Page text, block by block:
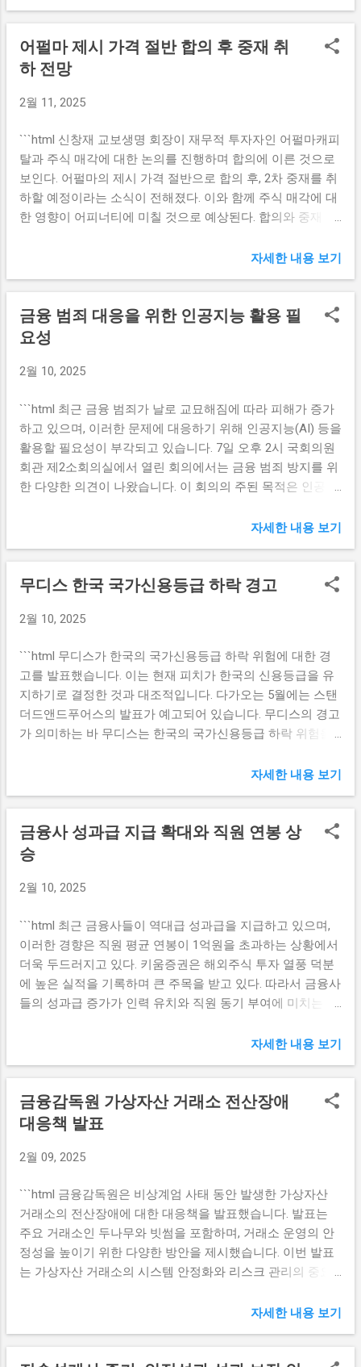
국과의 무역만이 아니라, 전 세계와의 무역 구도에도 큰 영향
을 미칠 수 있습니다. 이는 한국 기업들이 미리 전략을 마련해
야 하는 이유이기도 합니다. 한국 업계 비상 한국 업계는 트럼
프의 상호 관세 언급 이후 비상 상황에 직면하고 있다. 많은
련 중이다. 아래와 같은 몇 가지 주요 대응 전략이 논의되고
정 국가에 대한 의존도를 줄이고, 다양한 ...
년들이 자산 형성을 위해 이 계좌를 선택하고 있다. 특히, 금
융당국의 정책 변화로 인해 청년층이 안정적으로 자산을 축
적할 수 있는 기회를 제공받게 되었다. 청년도약계좌는 청년
하여 지원하는 형태로 운영된다. 이러한 제도는 특히 고금리
청년들에게 더 큰 유인책이 되고 있다. 따라서 이러한 금리 혜
택을 목표로 하는 신청자들이 몰리는 것은 자연스러운 현상
이라 할 수 있다. 특히, 청년들은 금융 교육에 대한 관심이 높
아지고 있으며, 자산 관리 및 투자에 대한 필요성을 느끼고 있
다. 청년도약계좌는 이러한 요구를 충족시켜줄 수 있는 좋은
맞추어 다양한 마케팅 전략을 통해 이 계좌의 장점과 혜택을
강조하고 있다. 이는 결과적으로 청년도약계좌 신청자의 급
증으로 이어지고 있다. 고금리 부각으로 인한 청년층의 관심
최대 9%대의 고금리는 청년층의 자산 형성에 있어 큰 유인 요
소로 작용하고 있다. 경제적 불확실성이 커지고 있는 가운데,
선택하고 있다. 고금리가 지속된다면 청년층의 자산 증가에
순한 저축 상품이 아닌, 청년들이 자신의 미래를 준비할 수 있
는 플랫폼으로 자리 잡고 있다. 비율이 높은 이자는 ...
어펄마 제시 가격 절반 합의 후 중재 취
하 전망
2월 11, 2025
```html 신창재 교보생명 회장이 재무적 투자자인 어펄마캐피
탈과 주식 매각에 대한 논의를 진행하며 합의에 이른 것으로
보인다. 어펄마의 제시 가격 절반으로 합의 후, 2차 중재를 취
하할 예정이라는 소식이 전해졌다. 이와 함께 주식 매각에 대
한 영향이 어피너티에 미칠 것으로 예상된다. 합의와 중재 취
투자자로, 신창재 회장과의 협상을 통해 어펄마 제시 가격의
진행된 1차 중재와 관련된 문제를 간소화하고, 양측 간의 분
쟁을 조속히 해결하려는 의도로 해석된다. 교보생명과 어펄
마캐피탈 간의 갈등은 그동안 여러 경로를 통해 확대되어 왔
신호로 작용할 수 있다. 합의에 이른 가격도 양측 모두에게 자
생명 측은 빠른 시간 안에 사태를 정리하고 재정적인 안정성
을 찾아가길 바라는 모습을 보이고 있다. 더불어 2차 중재의
취하는 다른 투자자들에게도 중요한 인사이트를 제공할 가능
성이 높다. 이는 향후 투자자들이 한정된 자산을 관리하는 데
도 유용할 수 있다. 어펄마와의 협상을 통한 교보생명의 전략
전망이다. 가격 조정의 경제적 영향 어펄마 제시 가격 절반으
로의 합의 결정은 교보생명이 현재 처한 재무적 상황에 시사
하는 바가 크다. 제시 가격의 절반이라는 것은 교보생명이 손
실을 최소화하고, 동시에 어펄마캐피탈과의 관계를 개선하기
편성의 과정을 가속화하고, 교보생명의 중장기적인 성장 전
활하게 진행됨으로써 발생할 수 있는 긍정적인 파급 효과는
단기적이기보다는 중장기적 관점에서 더욱 중요할 것으로 판
단된다. 또한, 어피너티와의 관계에도 영향을 미칠 가...
자세한 내용 보기
금융 범죄 대응을 위한 인공지능 활용 필
요성
2월 10, 2025
```html 최근 금융 범죄가 날로 교묘해짐에 따라 피해가 증가
하고 있으며, 이러한 문제에 대응하기 위해 인공지능(AI) 등을
활용할 필요성이 부각되고 있습니다. 7일 오후 2시 국회의원
회관 제2소회의실에서 열린 회의에서는 금융 범죄 방지를 위
한 다양한 의견이 나왔습니다. 이 회의의 주된 목적은 인공지
이상탐지 기능을 통한 금융 범죄 예방 금융 범죄의 예방에는
실시간으로 분석하여 정상적인 패턴과 비정상적인 패턴을 구
별할 수 있는 능력을 가지고 있습니다. 이는 금융 범죄의 조기
석 알고리즘을 통해 고객의 거래 패턴을 모니터링하면 특정
인공지능은 과거 데이터와 실시간 거래 정보를 바탕으로 이
상 거래를 감지할 수 있으며, 그 결과 금융 기관은 피해를 최
소화할 수 있습니다. 이와 같은 기술을 적용하면 고객의 신뢰
를 확보하고, 금융 범죄로 인한 부정적 영향을 줄이는 데 기여
할 것입니다. 현재 많은 금융 기관이 이러한 시스템을 도입하
전망입니다. 인공지능 기반의 자동 거래 감시 시스템 구축 자
동화된 거래 감시 시스템은 금융 범죄를 예방하는 데 중요한
링하고, 의심스러운 거래를 자동으로 탐지할 수 있는 기능을
갖추고 있습니다. 이를 통해 기관은 신속하게 의심스러운 거
으로 학습하여 거래의 패턴과 고객 특성에 맞춰 감시 범위를
의 수작업으로 인한 오류를 최소화하고, 보다 정확한 감시가
가능해집니다. 예를 들어, 알고리즘이 기계 학습을 ...
자세한 내용 보기
무디스 한국 국가신용등급 하락 경고
2월 10, 2025
```html 무디스가 한국의 국가신용등급 하락 위험에 대한 경
고를 발표했습니다. 이는 현재 피치가 한국의 신용등급을 유
지하기로 결정한 것과 대조적입니다. 다가오는 5월에는 스탠
더드앤드푸어스의 발표가 예고되어 있습니다. 무디스의 경고
가 의미하는 바 무디스는 한국의 국가신용등급 하락 위험을
했습니다. 이러한 경고는 한국 정부의 재정상태나 외부 충격
경제가 지속적인 성장세를 유지하기 위해서는 재정 건전성을
강화해야 할 필요성이 커지고 있습니다. 특히, 한국은 글로벌
경제 불확실성이 높아지고 있는 상황에서 특히 취약한 위치
재확립할 것을 요구하고 있습니다. 한국 정부는 이 문제에 대
략을 마련할 필요가 있습니다. 예를 들어, 세수 확대, 공공 프
로젝트의 효율성 증대, 부채 관리 방안 등 다양한 접근 방식이
필요합니다. 무디스의 경고는 한국 투자자와 기업들에게도
중요한 신호로 작용할 수 있습니다. 신용등급 하락은 대출금
리의 상승, 자본 유출 등의 부정적인 결과를 초래할 수 있습니
스크 관리 차원에서 대응 방안을 마련해야 할 것입니다. 피치
와 스탠더드앤드푸어스의 반응 무디스와 대조적으로 피치는
한국의 신용등급을 유지하기로 결정했습니다. 이는 한국 경
제가 여전히 안정적인 위치에 있다는 평가에서 비롯되지만,
향후 무디스의 경고와 같은 요소가 부각될 경우 신뢰성에 의
푸어스의 신용등급 발표가 예정되어 있어, 이 결과가 무디스
스탠더드앤드푸어스가 무디스와 유사한 경고를 발표한다면,
이는 한국 경제에 대한 투자자 신뢰도에도 큰 타격을 줄 수 있
습니다....
자세한 내용 보기
금융사 성과급 지급 확대와 직원 연봉 상
승
2월 10, 2025
```html 최근 금융사들이 역대급 성과급을 지급하고 있으며,
이러한 경향은 직원 평균 연봉이 1억원을 초과하는 상황에서
더욱 두드러지고 있다. 키움증권은 해외주식 투자 열풍 덕분
에 높은 실적을 기록하며 큰 주목을 받고 있다. 따라서 금융사
들의 성과급 증가가 인력 유치와 직원 동기 부여에 미치는 영
근 금융사들이 대규모 성과급을 지급하는 배경에는 여러 가
제 회복과 함께 해외 주식 투자 열풍이 불고 있다는 점입니다.
이러한 여세를 몰아 금융사들은 상승세를 기록하며 높은 수
익을 올리고 있습니다. 두 번째로, 기존의 투자자들이 주식 투
는 사실을 무시할 수 없습니다. 거래량의 증가로 인해 금융사
게 그 성과를 나누는 구조가 마련되었습니다. 마지막으로, 경
쟁이 심화된 금융 시장에서 인재 유치는 매우 중요합니다. 금
융사들은 높은 성과급을 통해 우수한 인재를 유치하고 기존
직원의 이직을 방지하고자 합니다. 성과급 확대는 직원들에
게 큰 동기 부여가 되어, 기업의 장기적인 성장을 더욱 촉진하
들의 성과급 지급 확대는 자연스럽게 직원들의 평균 연봉 상
승으로 이어지고 있습니다. 특히, 키움증권과 같은 기업은 평
균 연봉이 1억원을 웃도는 수준이 되어, 많은 이들이 금융권
자세한 내용 보기
금융감독원 가상자산 거래소 전산장애
대응책 발표
2월 09, 2025
```html 금융감독원은 비상계엄 사태 동안 발생한 가상자산
거래소의 전산장애에 대한 대응책을 발표했습니다. 발표는
주요 거래소인 두나무와 빗썸을 포함하며, 거래소 운영의 안
정성을 높이기 위한 다양한 방안을 제시했습니다. 이번 발표
는 가상자산 거래소의 시스템 안정화와 리스크 관리의 중요
소에서 발생한 전산장애는 여러 가지 원인에 의해 촉발되었
께, 서버의 과부하가 크나큰 역할을 했습니다. 금융감독원은
자세한 내용 보기